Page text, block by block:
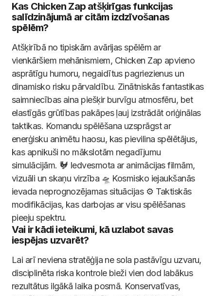
Kas Chicken Zap atšķirīgas funkcijas
salīdzinājumā ar citām izdzīvošanas
spēlēm?
Atšķirībā no tipiskām avārijas spēlēm ar
vienkāršiem mehānismiem, Chicken Zap apvieno
asprātīgu humoru, negaidītus pagriezienus un
dinamisko risku pārvaldību. Zinātniskās fantastikas
saimniecības aina piešķir burvīgu atmosfēru, bet
elastīgās grūtības pakāpes ļauj izstrādāt oriģinālas
taktikas. Komandu spēlēšana uzsprāgst ar
enerģisku animētu haosu, kas pievilina spēlētājus,
kas apnikuši no mākslotām negadījumu
simulācijām. 🐓 Iedvesmota ar animācijas filmām,
vizuāli un skaņu virzība 🛸 Kosmisko iejaukšanās
ievada neprognozējamas situācijas ⚙️ Taktiskās
modifikācijas, kas darbojas ar visu spēlēšanas
pieeju spektru.
Vai ir kādi ieteikumi, kā uzlabot savas
iespējas uzvarēt?
Lai arī neviena stratēģija ne sola pastāvīgu uzvaru,
disciplinēta riska kontrole bieži vien dod labākus
rezultātus ilgākā laika posmā. Konservatīvas,